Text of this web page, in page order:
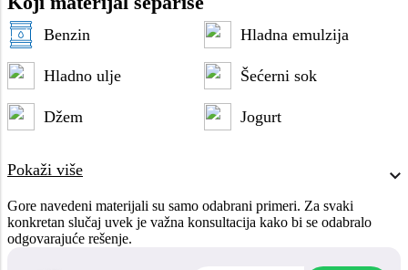
Benzin Hladna emulzija
Hladno ulje Šećerni sok
Džem Jogurt
Pokaži više
Gore navedeni materijali su samo odabrani primeri. Za svaki
konkretan slučaj uvek je važna konsultacija kako bi se odabralo
odgovarajuće rešenje.